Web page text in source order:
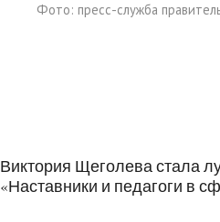
Фото: пресс-служба
Виктория Щеголева стала
«Наставники и педагоги в